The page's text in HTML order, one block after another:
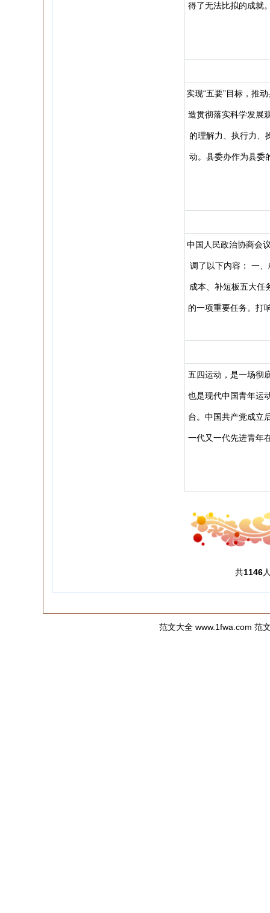
得了无法比拟的成就
实现“五要”目标，推
造贯彻落实科学发展
的理解力、执行力、
动。县委办作为县委
中国人民政治协商会
调了以下内容： 一
成本、补短板五大任
的一项重要任务。打
五四运动，是一场彻
也是现代中国青年运
台。中国共产党成立
一代又一代先进青年
共1146
范文大全 www.1fwa.com 范